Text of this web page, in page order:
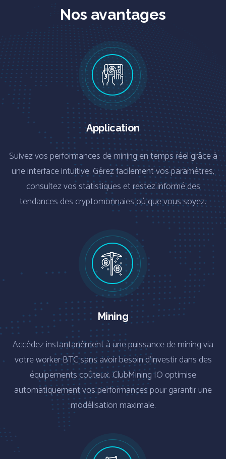
Nos avantages
Application
Suivez vos performances de mining en temps réel grâce à
une interface intuitive. Gérez facilement vos paramètres,
consultez vos statistiques et restez informé des
tendances des cryptomonnaies où que vous soyez.
Mining
Accédez instantanément à une puissance de mining via
votre worker BTC sans avoir besoin d’investir dans des
équipements coûteux. ClubMining IO optimise
automatiquement vos performances pour garantir une
modélisation maximale.